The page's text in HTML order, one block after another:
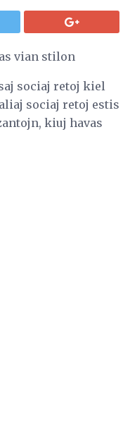
vian stilon
sociaj retoj kiel
sociaj retoj estis
kiuj havas